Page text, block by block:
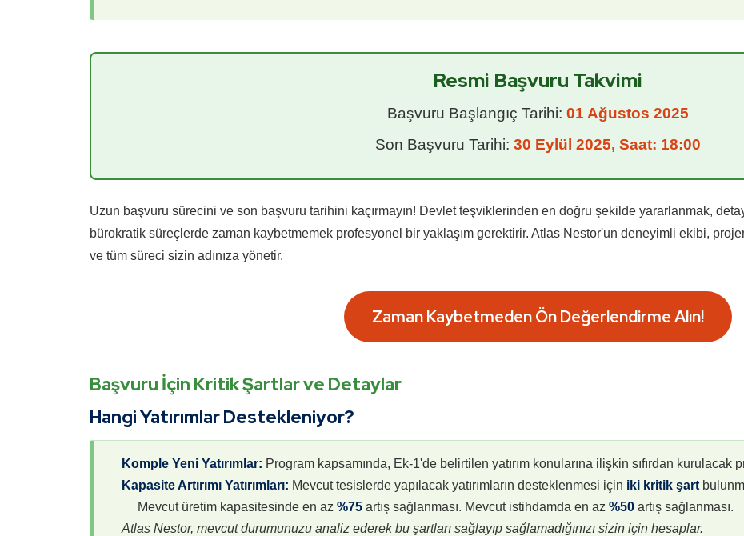
Resmi Başvuru Takvimi
Başvuru Başlangıç Tarihi: 01 Ağustos 2025
Son Başvuru Tarihi: 30 Eylül 2025, Saat: 18:00
Uzun başvuru sürecini ve son başvuru tarihini kaçırmayın! Devlet teşviklerinden en doğru şekilde yararlanmak,
bürokratik süreçlerde zaman kaybetmemek profesyonel bir yaklaşım gerektirir. Atlas Nestor'un deneyimli ekibi,
ve tüm süreci sizin adınıza yönetir.
Zaman Kaybetmeden Ön Değerlendirme Alın!
Başvuru İçin Kritik Şartlar ve Detaylar
Hangi Yatırımlar Destekleniyor?
Komple Yeni Yatırımlar: Program kapsamında, Ek-1'de belirtilen yatırım konularına ilişkin sıfırdan kurulacak
Kapasite Artırımı Yatırımları: Mevcut tesislerde yapılacak yatırımların desteklenmesi için iki kritik şart
Mevcut üretim kapasitesinde en az %75 artış sağlanması. Mevcut istihdamda en az %50 artış sağlanması.
Atlas Nestor, mevcut durumunuzu analiz ederek bu şartları sağlayıp sağlamadığınızı sizin için hesaplar.